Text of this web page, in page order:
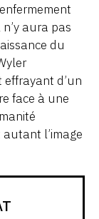
aura pas
du
effrayant d’un
face à une
l’image